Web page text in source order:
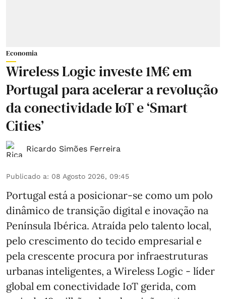
Economia
Wireless Logic investe 1M€ em
Portugal para acelerar a revolução
da conectividade IoT e ‘Smart
Cities’
Ricardo Simões Ferreira
Publicado a: 08 Agosto 2026, 09:45
Portugal está a posicionar-se como um polo
dinâmico de transição digital e inovação na
Península Ibérica. Atraída pelo talento local,
pelo crescimento do tecido empresarial e
pela crescente procura por infraestruturas
urbanas inteligentes, a Wireless Logic - líder
global em conectividade IoT gerida, com